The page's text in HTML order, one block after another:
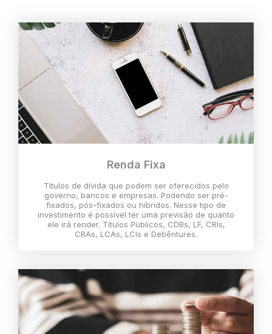
Renda Fixa
Títulos de dívida que podem ser oferecidos pelo
governo, bancos e empresas. Podendo ser pré-
fixados, pós-fixados ou híbridos. Nesse tipo de
investimento é possível ter uma previsão de quanto
ele irá render. Títulos Públicos, CDBs, LF, CRIs,
CRAs, LCAs, LCIs e Debêntures.